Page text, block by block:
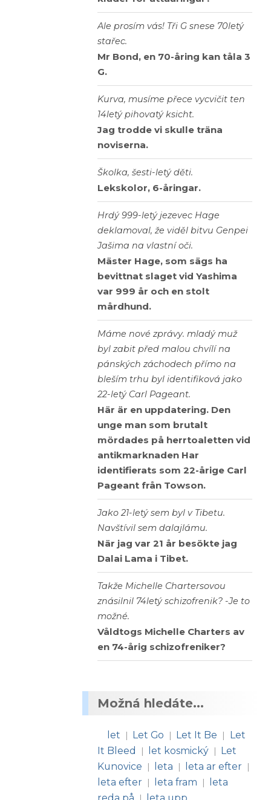
Ale prosím vás! Tři G snese 70letý
stařec.
Mr Bond, en 70-åring kan tåla 3
G.
Kurva, musíme přece vycvičit ten
14letý pihovatý ksicht.
Jag trodde vi skulle träna
noviserna.
Školka, šesti-letý děti.
Lekskolor, 6-åringar.
Hrdý 999-letý jezevec Hage
deklamoval, že viděl bitvu Genpei
Jašima na vlastní oči.
Mäster Hage, som sägs ha
bevittnat slaget vid Yashima
var 999 år och en stolt
mårdhund.
Máme nové zprávy. mladý muž
byl zabit před malou chvílí na
pánských záchodech přímo na
bleším trhu byl identifiková jako
22-letý Carl Pageant.
Här är en uppdatering. Den
unge man som brutalt
mördades på herrtoaletten vid
antikmarknaden Har
identifierats som 22-årige Carl
Pageant från Towson.
Jako 21-letý sem byl v Tibetu.
Navštívil sem dalajlámu.
När jag var 21 år besökte jag
Dalai Lama i Tibet.
Takže Michelle Chartersovou
znásilnil 74letý schizofrenik? -Je to
možné.
Våldtogs Michelle Charters av
en 74-årig schizofreniker?
Možná hledáte...
let | Let Go | Let It Be |
Let
It Bleed
| let kosmický | Let
Kunovice
| leta | leta ar efter |
leta efter | leta fram |
leta